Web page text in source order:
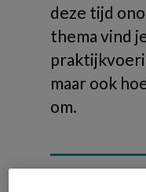
deze tijd
thema vind
maar ook
om.